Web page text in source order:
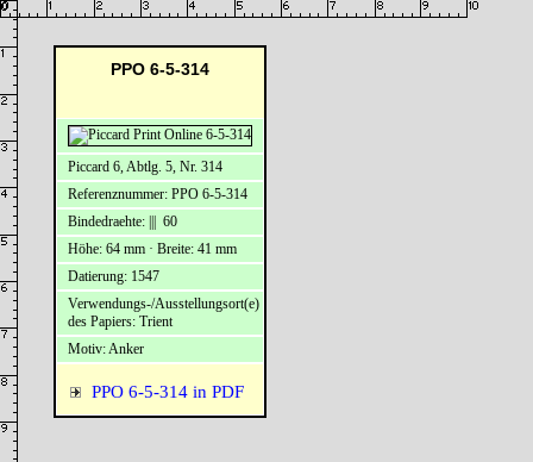
PPO 6-5-314
PPO 6-5-314 in PDF
Piccard 6, Abtlg. 5, Nr. 314
Referenznummer: PPO 6-5-314
Bindedraehte: ||| 60
Höhe: 64 mm · Breite: 41 mm
Datierung: 1547
Verwendungs-/Ausstellungsort(e)
des Papiers: Trient
Motiv: Anker